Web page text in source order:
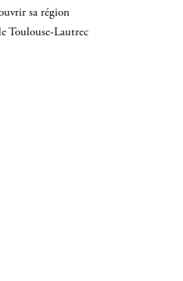
sa région
Toulouse-Lautrec